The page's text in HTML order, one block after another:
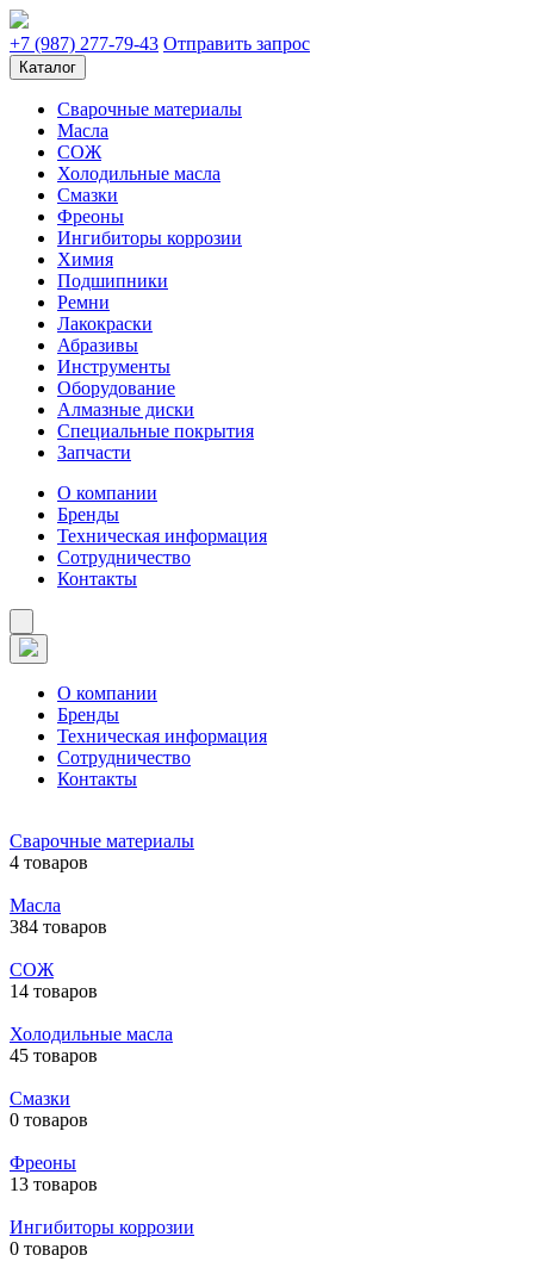
+7 (987) 277-79-43 Отправить запрос
Каталог
Сварочные материалы
Масла
СОЖ
Холодильные масла
Смазки
Фреоны
Ингибиторы коррозии
Химия
Подшипники
Ремни
Лакокраски
Абразивы
Инструменты
Оборудование
Алмазные диски
Специальные покрытия
Запчасти
О компании
Бренды
Техническая информация
Сотрудничество
Контакты
О компании
Бренды
Техническая информация
Сотрудничество
Контакты
Сварочные материалы
4 товаров
Масла
384 товаров
СОЖ
14 товаров
Холодильные масла
45 товаров
Смазки
0 товаров
Фреоны
13 товаров
Ингибиторы коррозии
0 товаров